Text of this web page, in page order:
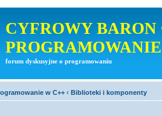
CYFROWY BARON
PROGRAMOWANIE
forum dyskusyjne o programowaniu
w C++ ‹ Biblioteki i komponenty